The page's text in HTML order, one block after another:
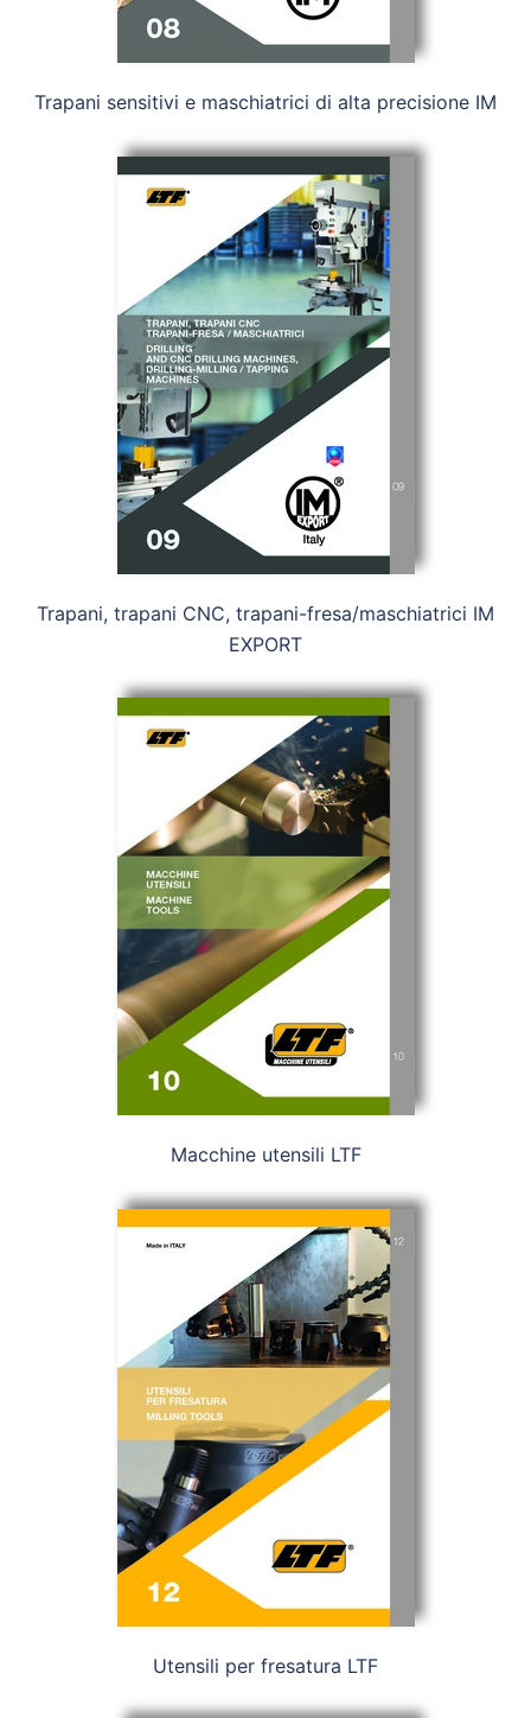
Trapani sensitivi e maschiatrici di alta precisione IM
Trapani, trapani CNC, trapani-fresa/maschiatrici IM
EXPORT
Macchine utensili LTF
Utensili per fresatura LTF